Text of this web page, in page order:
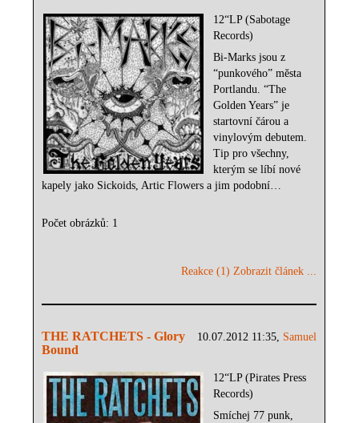
12“LP (Sabotage
Records)
Bi-Marks jsou z
“punkového” města
Portlandu. “The
Golden Years” je
startovní čárou a
vinylovým debutem.
Tip pro všechny,
kterým se líbí nové
kapely jako Sickoids, Artic Flowers a jim podobní…
Počet obrázků: 1
Reakce (1) Zobrazit článek ...
10.07.2012 11:35, Samuel
THE RATCHETS - Glory
Bound
12“LP (Pirates Press
Records)
Smíchej 77 punk,